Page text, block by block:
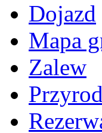
Dojazd
Mapa
Zalew